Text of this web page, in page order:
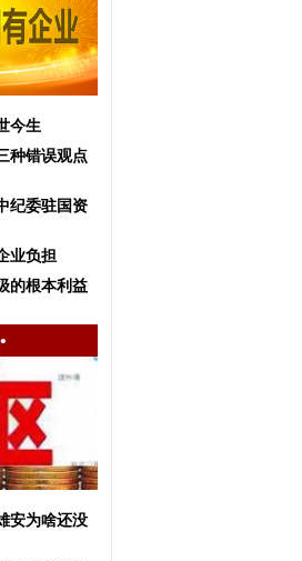
今生
种错误观点
纪委驻国资
业负担
的根本利益
安为啥还没